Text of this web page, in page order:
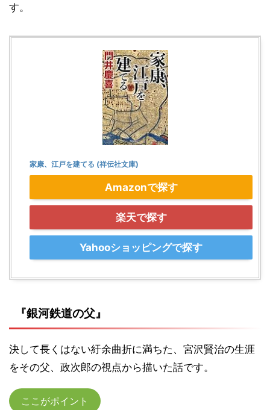
す。
家康、江戸を建てる (祥伝社文庫)
Amazonで探す
楽天で探す
Yahooショッピングで探す
『銀河鉄道の父』
決して長くはない紆余曲折に満ちた、宮沢賢治の生涯
をその父、政次郎の視点から描いた話です。
ここがポイント